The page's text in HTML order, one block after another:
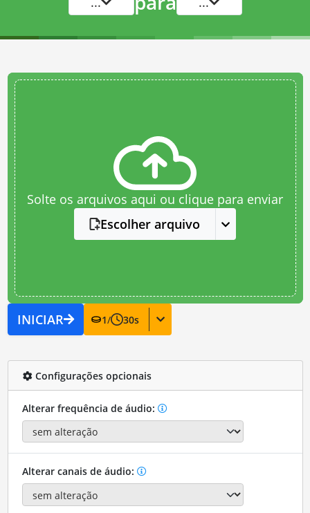
Solte os arquivos aqui ou clique para enviar
Escolher arquivo
INICIAR 1/ 30s
Configurações opcionais
Alterar frequência de áudio:
Alterar canais de áudio: